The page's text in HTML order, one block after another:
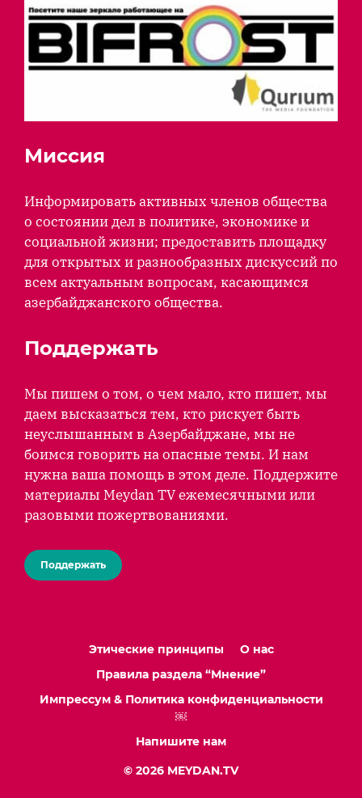
Миссия
Информировать активных членов общества
о состоянии дел в политике, экономике и
социальной жизни; предоставить площадку
для открытых и разнообразных дискуссий по
всем актуальным вопросам, касающимся
азербайджанского общества.
Поддержать
Мы пишем о том, о чем мало, кто пишет, мы
даем высказаться тем, кто рискует быть
неуслышанным в Азербайджане, мы не
боимся говорить на опасные темы. И нам
нужна ваша помощь в этом деле. Поддержите
материалы Meydan TV ежемесячными или
разовыми пожертвованиями.
Поддержать
Этические принципы
О нас
Правила раздела “Мнение”
Импрессум & Политика конфиденциальности
￼
Напишите нам
© 2026 MEYDAN.TV